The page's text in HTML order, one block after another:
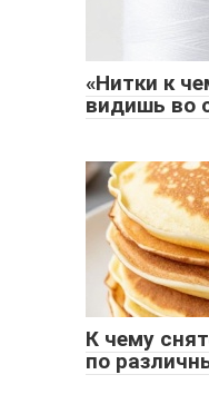
«Нитки к
видишь во
К чему
по